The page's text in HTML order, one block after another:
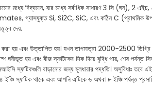
মধ্যে বিদ্যমান, যার মধ্যে সর্বাধিক সাধারণ 3 সি (ঘন), 2
গ্যাসযুক্ত Si, Si2C, SiC, এবং কঠিন C (প্রাথমিক
দেয়.
করা হয় এবং উত্তাপিত হয়। যখন তাপমাত্রা 2000-2500 ডিগ্রি
ঘনীভূত হয় এবং বীজ স্ফটিকের দিক দিয়ে বৃদ্ধি পায়, শেষ পর্যন্ত
স্ফটিকগুলি বাড়ানোর জন্য মূলধারার পদ্ধতি। অসুবিধাঃ তবে
ইঞ্চি স্ফটিক থাকে এবং আপনি এটিকে ৬ অথবা ৮ ইঞ্চি পর্যন্ত